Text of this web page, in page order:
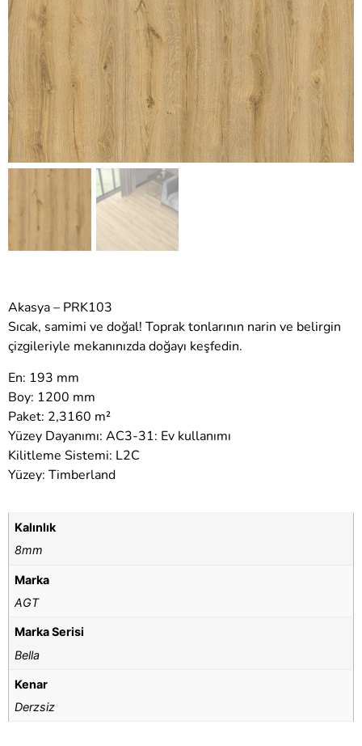
Akasya – PRK103
Sıcak, samimi ve doğal! Toprak tonlarının narin ve belirgin
çizgileriyle mekanınızda doğayı keşfedin.
En: 193 mm
Boy: 1200 mm
Paket: 2,3160 m²
Yüzey Dayanımı: AC3-31: Ev kullanımı
Kilitleme Sistemi: L2C
Yüzey: Timberland
Kalınlık
8mm
Marka
AGT
Marka Serisi
Bella
Kenar
Derzsiz